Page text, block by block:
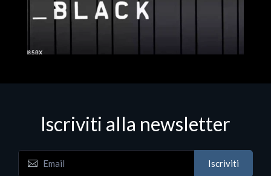
WD_BLACK SN850X NVMe SSD
WDBB9H0020BNC - SSD - 2 TB - interno - M.2
Iscriviti alla newsletter
Iscriviti